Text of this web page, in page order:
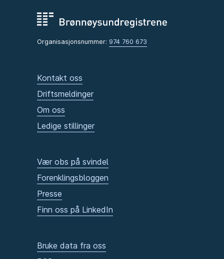
Organisasjonsnummer: 974 760 673
Kontakt oss
Driftsmeldinger
Om oss
Ledige stillinger
Vær obs på svindel
Forenklingsbloggen
Presse
Finn oss på LinkedIn
Bruke data fra oss